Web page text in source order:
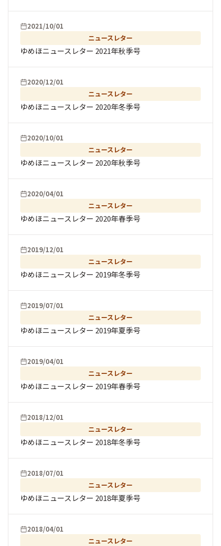
2021/10/01
ニュースレター
ゆめほニュースレター 2021年秋季号
2020/12/01
ニュースレター
ゆめほニュースレター 2020年冬季号
2020/10/01
ニュースレター
ゆめほニュースレター 2020年秋季号
2020/04/01
ニュースレター
ゆめほニュースレター 2020年春季号
2019/12/01
ニュースレター
ゆめほニュースレター 2019年冬季号
2019/07/01
ニュースレター
ゆめほニュースレター 2019年夏季号
2019/04/01
ニュースレター
ゆめほニュースレター 2019年春季号
2018/12/01
ニュースレター
ゆめほニュースレター 2018年冬季号
2018/07/01
ニュースレター
ゆめほニュースレター 2018年夏季号
2018/04/01
ニュースレター